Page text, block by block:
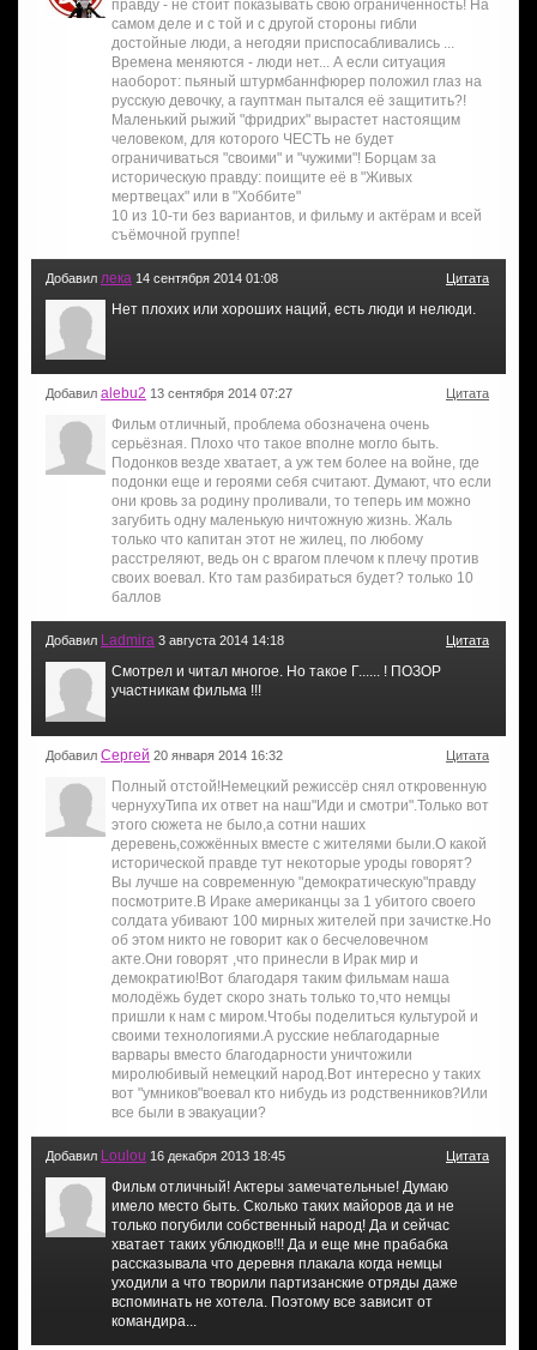
правду - не стоит показывать свою ограниченность! На
самом деле и с той и с другой стороны гибли
достойные люди, а негодяи приспосабливались ...
Времена меняются - люди нет... А если ситуация
наоборот: пьяный штурмбаннфюрер положил глаз на
русскую девочку, а гауптман пытался её защитить?!
Маленький рыжий "фридрих" вырастет настоящим
человеком, для которого ЧЕСТЬ не будет
ограничиваться "своими" и "чужими"! Борцам за
историческую правду: поищите её в "Живых
мертвецах" или в "Хоббите"
10 из 10-ти без вариантов, и фильму и актёрам и всей
съёмочной группе!
Добавил лека 14 сентября 2014 01:08 Цитата
Нет плохих или хороших наций, есть люди и нелюди.
Добавил alebu2 13 сентября 2014 07:27 Цитата
Фильм отличный, проблема обозначена очень
серьёзная. Плохо что такое вполне могло быть.
Подонков везде хватает, а уж тем более на войне, где
подонки еще и героями себя считают. Думают, что если
они кровь за родину проливали, то теперь им можно
загубить одну маленькую ничтожную жизнь. Жаль
только что капитан этот не жилец, по любому
расстреляют, ведь он с врагом плечом к плечу против
своих воевал. Кто там разбираться будет? только 10
баллов
Добавил Ladmira 3 августа 2014 14:18 Цитата
Смотрел и читал многое. Но такое Г...... ! ПОЗОР
участникам фильма !!!
Добавил Сергей 20 января 2014 16:32 Цитата
Полный отстой!Немецкий режиссёр снял откровенную
чернухуТипа их ответ на наш"Иди и смотри".Только вот
этого сюжета не было,а сотни наших
деревень,сожжённых вместе с жителями были.О какой
исторической правде тут некоторые уроды говорят?
Вы лучше на современную "демократическую"правду
посмотрите.В Ираке американцы за 1 убитого своего
солдата убивают 100 мирных жителей при зачистке.Но
об этом никто не говорит как о бесчеловечном
акте.Они говорят ,что принесли в Ирак мир и
демократию!Вот благодаря таким фильмам наша
молодёжь будет скоро знать только то,что немцы
пришли к нам с миром.Чтобы поделиться культурой и
своими технологиями.А русские неблагодарные
варвары вместо благодарности уничтожили
миролюбивый немецкий народ.Вот интересно у таких
вот "умников"воевал кто нибудь из родственников?Или
все были в эвакуации?
Добавил Loulou 16 декабря 2013 18:45 Цитата
Фильм отличный! Актеры замечательные! Думаю
имело место быть. Сколько таких майоров да и не
только погубили собственный народ! Да и сейчас
хватает таких ублюдков!!! Да и еще мне прабабка
рассказывала что деревня плакала когда немцы
уходили а что творили партизанские отряды даже
вспоминать не хотела. Поэтому все зависит от
командира...